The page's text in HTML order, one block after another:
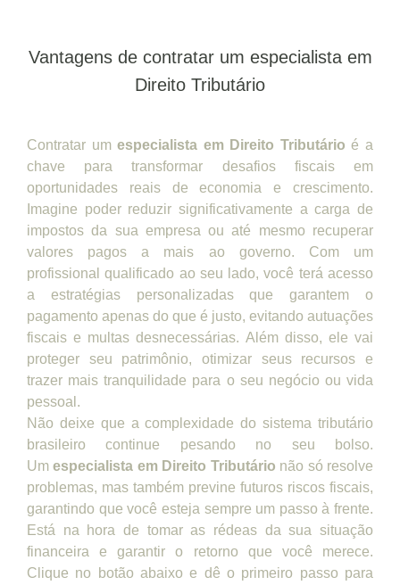
Vantagens de contratar um especialista em
Direito Tributário
Contratar umespecialista em Direito Tributário é a
chave para transformar desafios fiscais em
oportunidades reais de economia e crescimento.
Imagine poder reduzir significativamente a carga de
impostos da sua empresa ou até mesmo recuperar
valores pagos a mais ao governo. Com um
profissional qualificado ao seu lado, você terá acesso
a estratégias personalizadas que garantem o
pagamento apenas do que é justo, evitando autuações
fiscais e multas desnecessárias. Além disso, ele vai
proteger seu patrimônio, otimizar seus recursos e
trazer mais tranquilidade para o seu negócio ou vida
pessoal.
Não deixe que a complexidade do sistema tributário
brasileiro continue pesando no seu bolso.
Umespecialista em Direito Tributário não só resolve
problemas, mas também previne futuros riscos fiscais,
garantindo que você esteja sempre um passo à frente.
Está na hora de tomar as rédeas da sua situação
financeira e garantir o retorno que você merece.
Clique no botão abaixo e dê o primeiro passo para